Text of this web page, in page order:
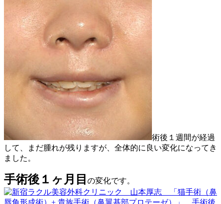
術後１週間が経過
して、まだ腫れが残りますが、全体的に良い変化になってき
ました。
手術後１ヶ月目 の変化です。